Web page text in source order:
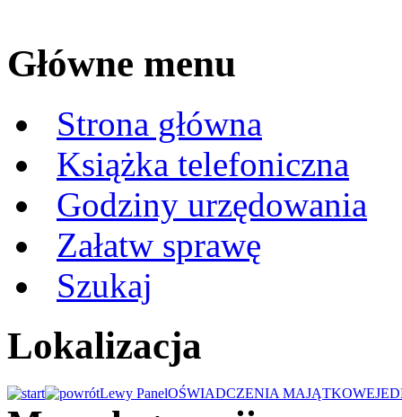
Główne menu
Strona główna
Książka telefoniczna
Godziny urzędowania
Załatw sprawę
Szukaj
Lokalizacja
Lewy PanelOŚWIADCZENIA MAJĄTKOWE